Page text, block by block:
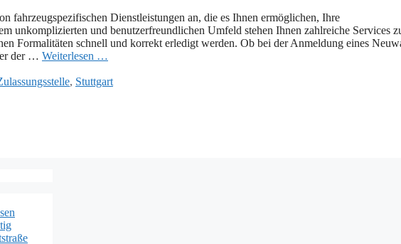
fahrzeugspezifischen Dienstleistungen an, die es Ihnen ermöglichen, Ihre
unkomplizierten und benutzerfreundlichen Umfeld stehen Ihnen zahlreiche Services
Formalitäten schnell und korrekt erledigt werden. Ob bei der Anmeldung eines
der … Weiterlesen …
, Stuttgart